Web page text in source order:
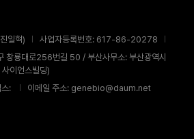
일혁)
사업자등록번호: 617-86-20278
창룡대로256번길 50 / 부산사무소: 부산광역시
이언스빌딩)
: 이메일 주소: genebio@daum.net